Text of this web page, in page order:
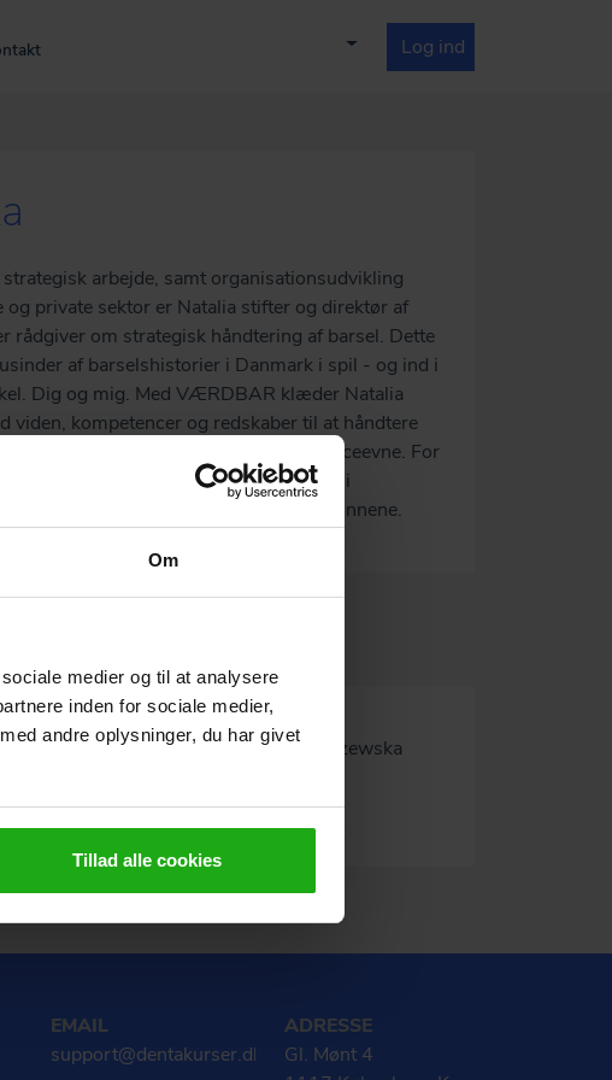
Om
medier og til at analysere
inden for sociale medier,
andre oplysninger, du har givet
Tillad alle cookies
Log ind
arbejde, samt organisationsudvikling
private sektor er Natalia stifter og direktør af
om strategisk håndtering af barsel. Dette
af barselshistorier i Danmark i spil - og ind i
Dig og mig. Med VÆRDBAR klæder Natalia
viden, kompetencer og redskaber til at håndtere
For vækst og øget konkurrenceevne. For
Derudover er Natalia også direktør i
arbejder for øget ligestilling mellem kønnene.
strategisk
Det gælder fx
og diversitet, ESG og
for den strategiske
og ...
Rogaczewska
2 point
EMAIL
support@dentakurser.dk
ADRESSE
Gl. Mønt 4